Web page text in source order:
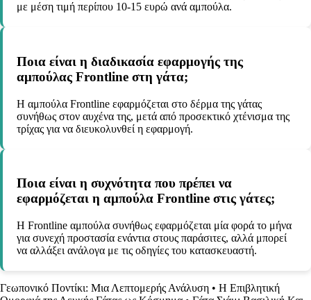
με μέση τιμή περίπου 10-15 ευρώ ανά αμπούλα.
Ποια είναι η διαδικασία εφαρμογής της
αμπούλας Frontline στη γάτα;
Η αμπούλα Frontline εφαρμόζεται στο δέρμα της γάτας
συνήθως στον αυχένα της, μετά από προσεκτικό χτένισμα της
τρίχας για να διευκολυνθεί η εφαρμογή.
Ποια είναι η συχνότητα που πρέπει να
εφαρμόζεται η αμπούλα Frontline στις γάτες;
Η Frontline αμπούλα συνήθως εφαρμόζεται μία φορά το μήνα
για συνεχή προστασία ενάντια στους παράσιτες, αλλά μπορεί
να αλλάξει ανάλογα με τις οδηγίες του κατασκευαστή.
Γεωπονικό Ποντίκι: Μια Λεπτομερής Ανάλυση • Η Επιβλητική